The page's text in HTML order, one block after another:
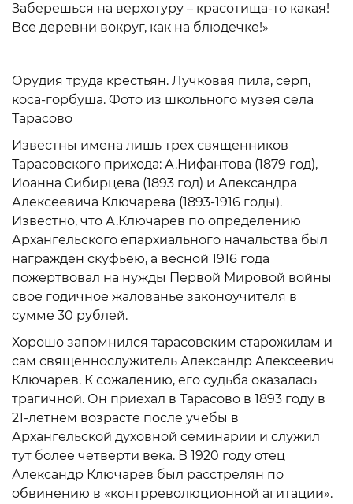
Заберешься на верхотуру – красотища-то какая!
Все деревни вокруг, как на блюдечке!»
Орудия труда крестьян. Лучковая пила, серп,
коса-горбуша. Фото из школьного музея села
Тарасово
Известны имена лишь трех священников
Тарасовского прихода: А.Нифантова (1879 год),
Иоанна Сибирцева (1893 год) и Александра
Алексеевича Ключарева (1893-1916 годы).
Известно, что А.Ключарев по определению
Архангельского епархиального начальства был
награжден скуфьею, а весной 1916 года
пожертвовал на нужды Первой Мировой войны
свое годичное жалованье законоучителя в
сумме 30 рублей.
Хорошо запомнился тарасовским старожилам и
сам священнослужитель Александр Алексеевич
Ключарев. К сожалению, его судьба оказалась
трагичной. Он приехал в Тарасово в 1893 году в
21-летнем возрасте после учебы в
Архангельской духовной семинарии и служил
тут более четверти века. В 1920 году отец
Александр Ключарев был расстрелян по
обвинению в «контрреволюционной агитации».